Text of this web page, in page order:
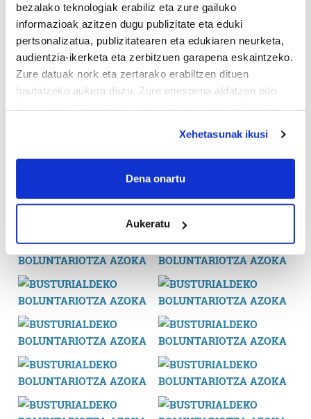
bezalako teknologiak erabiliz eta zure gailuko
informazioak azitzen dugu publizitate eta eduki
pertsonalizatua, publizitatearen eta edukiaren neurketa,
audientzia-ikerketa eta zerbitzuen garapena eskaintzeko.
Zure datuak nork eta zertarako erabiltzen dituen
hautatzeko aukera duzu. Zure onespena aldatzen edo
If you allow, we would also like to:
Collect information about your geographical
Identify your device by actively scanning it for
specific characteristics (fingerprinting)
Find out more about how your personal data is processed
and set your preferences in thedetails section.
prozesatzen ditugu, zure IP zenbakia, besteak beste,
teknologia erabiliz, cookieak adibidez, iragarki eta eduki
pertsonalizatuak eskaintzeko, iragarkiak eta edukia
neurtzeko, jendeari buruzko informazioa biltzeko eta
produktuak garatzeko. Zure datuak nork eta zertarako
erabiltzen dituen hauta dezakezu.
Xehetasunak ikusi
Dena onartu
Aukeratu